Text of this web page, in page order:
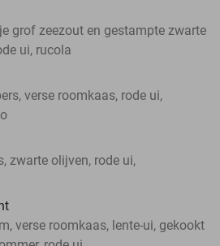
grof zeezout en gestampte zwarte
ui, rucola
verse roomkaas, rode ui,
zwarte olijven, rode ui,
verse roomkaas, lente-ui, gekookt